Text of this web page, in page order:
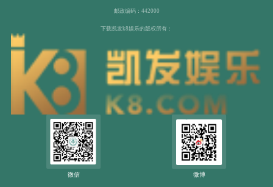
邮政编码：442000
下载凯发k8娱乐的版权所有：
微信 微博